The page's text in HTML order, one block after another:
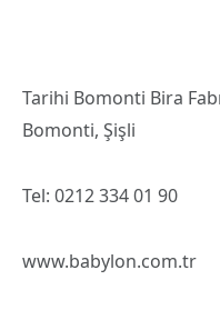
Tarihi Bomonti Bira
Bomonti, Şişli
Tel: 0212 334 01 90
www.babylon.com.tr